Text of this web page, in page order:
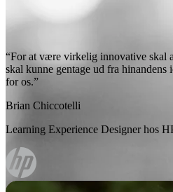
“For at være virkelig innovative skal
skal kunne gentage ud fra
for os.”
Brian Chiccotelli
Learning Experience Designer hos